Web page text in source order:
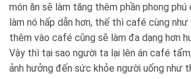
món ăn sẽ làm tăng thêm phần phong phú
làm nó hấp dẫn hơn, thế thì café cùng
thêm vào café cũng sẽ làm đa dạng hơn
Vậy thì tại sao người ta lại lên án café
ảnh hưởng đến sức khỏe người uống như